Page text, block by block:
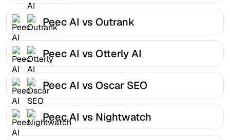
Peec AI vs Outrank
Peec AI vs Otterly AI
Peec AI vs Oscar SEO
Peec AI vs Nightwatch